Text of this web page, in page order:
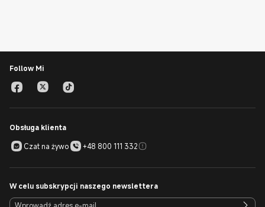
Follow Mi
Obsługa klienta
Czat na żywo
+48 800 111 332
W celu subskrypcji naszego newslettera